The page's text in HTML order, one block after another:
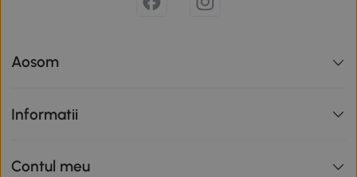
Aosom
Informatii
Contul meu